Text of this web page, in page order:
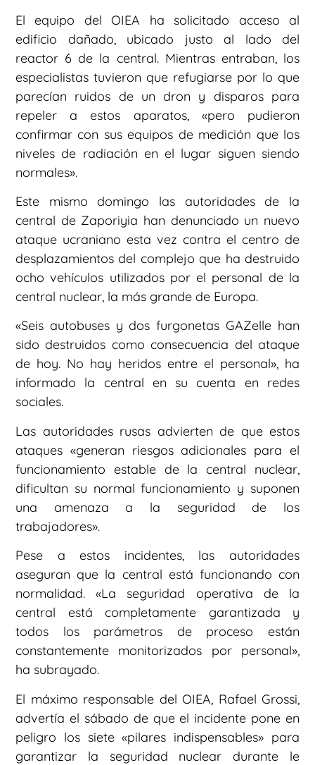
El equipo del OIEA ha solicitado acceso al
edificio dañado, ubicado justo al lado del
reactor 6 de la central. Mientras entraban, los
especialistas tuvieron que refugiarse por lo que
parecían ruidos de un dron y disparos para
repeler a estos aparatos, «pero pudieron
confirmar con sus equipos de medición que los
niveles de radiación en el lugar siguen siendo
normales».
Este mismo domingo las autoridades de la
central de Zaporiyia han denunciado un nuevo
ataque ucraniano esta vez contra el centro de
desplazamientos del complejo que ha destruido
ocho vehículos utilizados por el personal de la
central nuclear, la más grande de Europa.
«Seis autobuses y dos furgonetas GAZelle han
sido destruidos como consecuencia del ataque
de hoy. No hay heridos entre el personal», ha
informado la central en su cuenta en redes
sociales.
Las autoridades rusas advierten de que estos
ataques «generan riesgos adicionales para el
funcionamiento estable de la central nuclear,
dificultan su normal funcionamiento y suponen
una amenaza a la seguridad de los
trabajadores».
Pese a estos incidentes, las autoridades
aseguran que la central está funcionando con
normalidad. «La seguridad operativa de la
central está completamente garantizada y
todos los parámetros de proceso están
constantemente monitorizados por personal»,
ha subrayado.
El máximo responsable del OIEA, Rafael Grossi,
advertía el sábado de que el incidente pone en
peligro los siete «pilares indispensables» para
garantizar la seguridad nuclear durante le